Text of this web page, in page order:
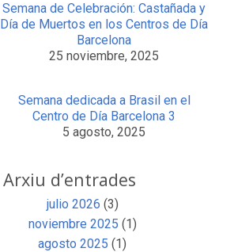
Semana de Celebración: Castañada y
Día de Muertos en los Centros de Día
Barcelona
25 noviembre, 2025
Semana dedicada a Brasil en el
Centro de Día Barcelona 3
5 agosto, 2025
Arxiu d’entrades
julio 2026 (3)
noviembre 2025 (1)
agosto 2025 (1)